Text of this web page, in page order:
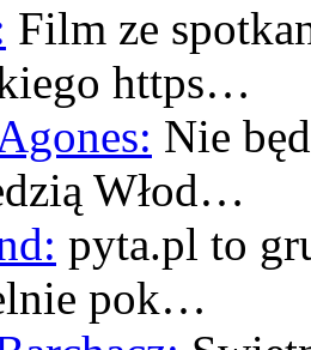
Film ze
https…
Nie
Włod…
pyta.pl to
pok…